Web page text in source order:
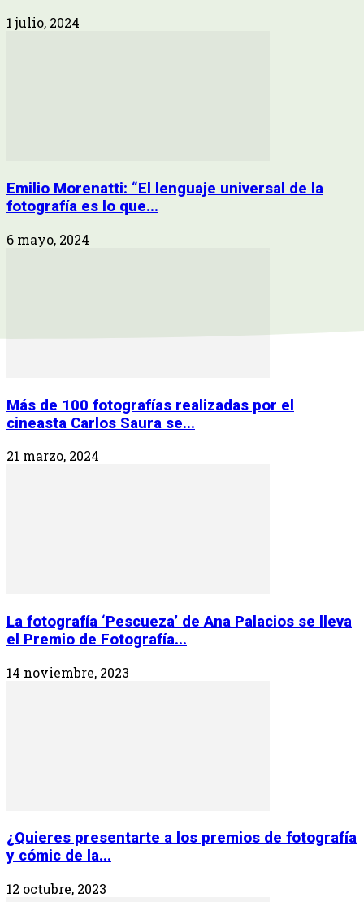
1 julio, 2024
Emilio Morenatti: “El lenguaje universal de la
fotografía es lo que...
6 mayo, 2024
Más de 100 fotografías realizadas por el
cineasta Carlos Saura se...
21 marzo, 2024
La fotografía ‘Pescueza’ de Ana Palacios se lleva
el Premio de Fotografía...
14 noviembre, 2023
¿Quieres presentarte a los premios de fotografía
y cómic de la...
12 octubre, 2023